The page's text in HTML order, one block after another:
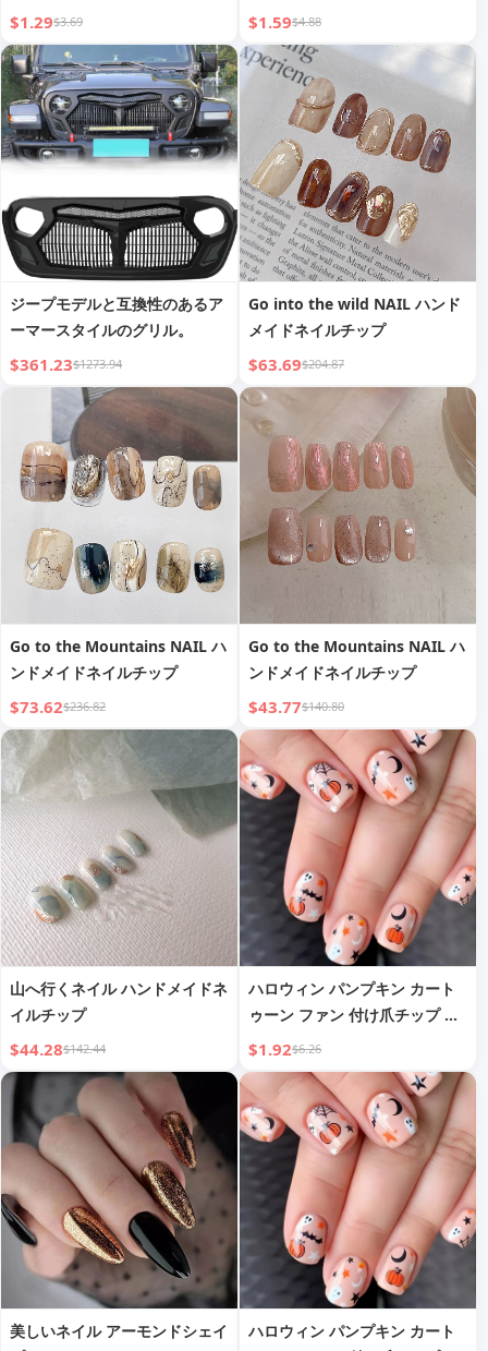
ミングパウダー
$1.29$3.69 $1.59$4.88
ジープモデルと互換性のあるア
ーマースタイルのグリル。
$361.23$1273.94
Go into the wild NAIL ハンド
メイドネイルチップ
$63.69$204.87
Go to the Mountains NAIL ハ
ンドメイドネイルチップ
$73.62$236.82
Go to the Mountains NAIL ハ
ンドメイドネイルチップ
$43.77$140.80
山へ行くネイル ハンドメイドネ
イルチップ
$44.28$142.44
ハロウィン パンプキン カート
ゥーン ファン 付け爪チップ ス
イートクール 個性 ウェアラブ
ルネイル マニキュア完成品 取
り外し可能
$1.92$6.26
美しいネイル アーモンドシェイ
ハロウィン パンプキン カート